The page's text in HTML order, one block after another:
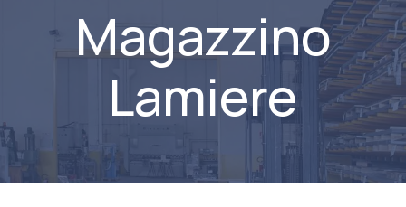
Magazzino
Lamiere